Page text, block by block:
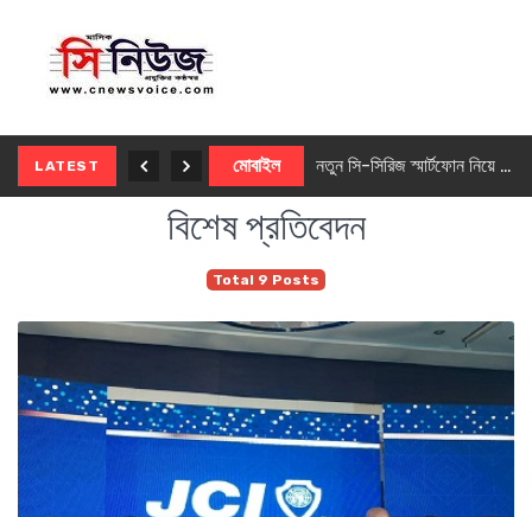
LATEST মোবাইল নতুন সি-সিরিজ স্মার্টফোন নিয়ে আসছে রিয়েলমি
বিশেষ প্রতিবেদন
Total 9 Posts